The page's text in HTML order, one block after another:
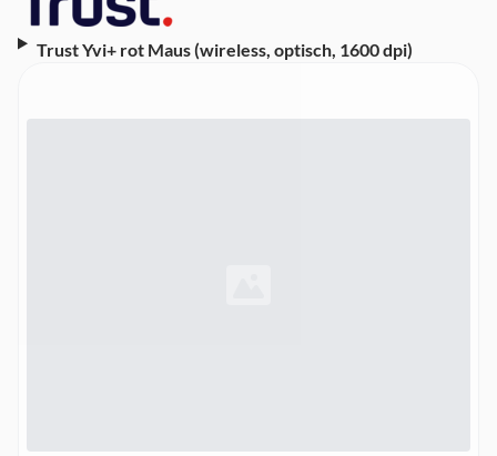
Trust Yvi+ rot Maus (wireless, optisch, 1600 dpi)